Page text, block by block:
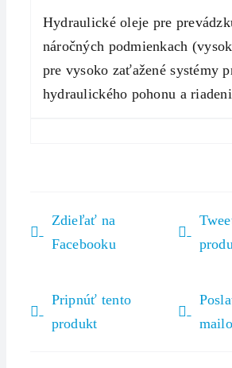
Hydraulické oleje pre
náročných podmienkach
pre vysoko zaťažené systémy
hydraulického pohonu a
Zdieľať na
Facebooku
Pripnúť tento
produkt